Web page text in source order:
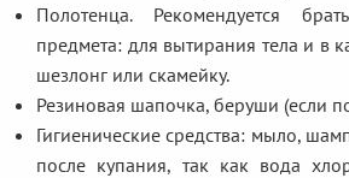
Полотенца. Рекомендуется
предмета: для вытирания тела и в
шезлонг или скамейку.
Резиновая шапочка, беруши (если
Гигиенические средства: мыло,
после купания, так как вода